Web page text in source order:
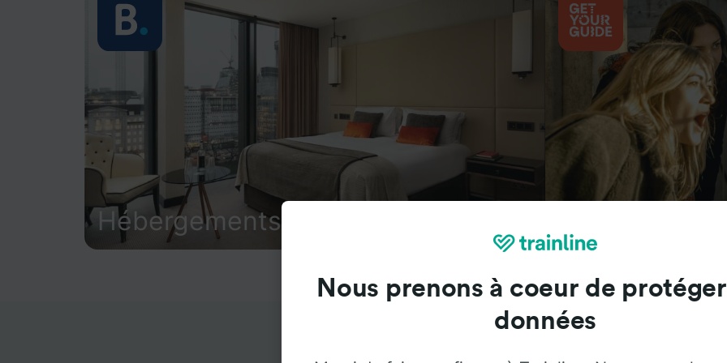
Hébergements
Trainline : l'avis de nos clients
Nous prenons à coeur de
données